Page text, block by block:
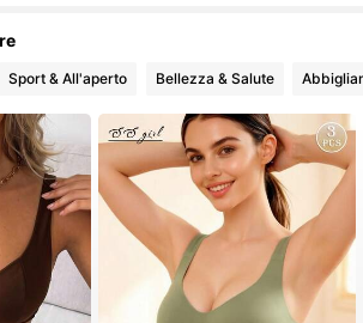
Sport & All'aperto Bellezza & Salute